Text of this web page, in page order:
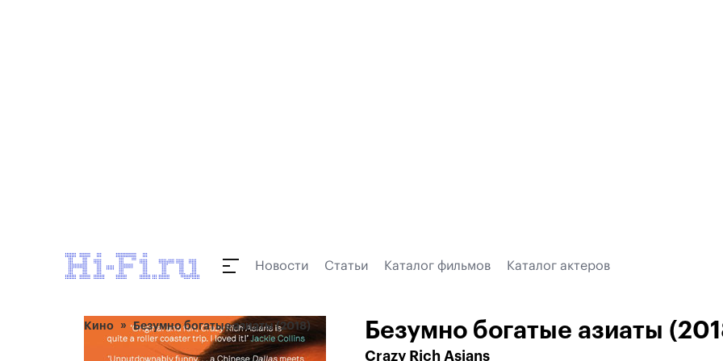
Новости Статьи Каталог фильмов Каталог актеров
Кино Безумно богатые азиаты (2018) Безумно богатые азиаты
Crazy Rich Asians